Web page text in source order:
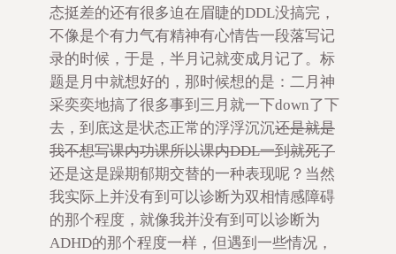
态挺差的还有很多迫在眉睫的DDL没搞完，
不像是个有力气有精神有心情告一段落写记
录的时候，于是，半月记就变成月记了。标
题是月中就想好的，那时候想的是：二月神
采奕奕地搞了很多事到三月就一下down了下
去，到底这是状态正常的浮浮沉沉还是就是
我不想写课内功课所以课内DDL一到就死了
还是这是躁期郁期交替的一种表现呢？当然
我实际上并没有到可以诊断为双相情感障碍
的那个程度，就像我并没有到可以诊断为
ADHD的那个程度一样，但遇到一些情况，